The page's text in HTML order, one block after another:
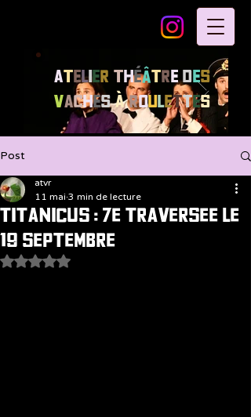
Atelier Théâtre des
Vaches à Roulettes
Post
TITANICUS : 7e traversee LE
19 septembre
atvr
11 mai 3 min de lecture
Noté NaN étoiles sur 5.